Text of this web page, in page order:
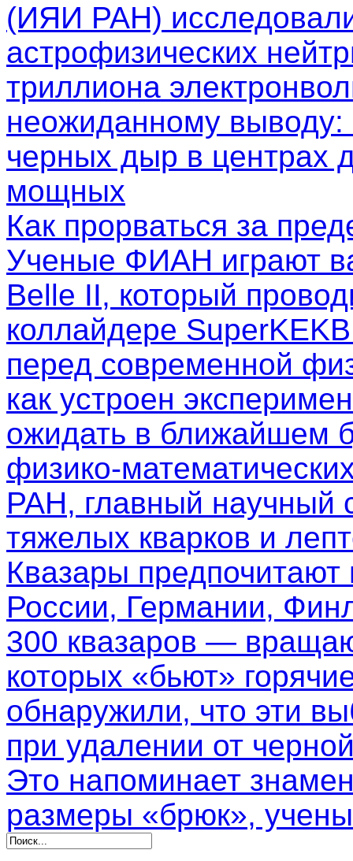
(ИЯИ РАН)
астрофизических
триллиона
неожиданному выводу:
черных дыр в центрах
мощных
Как прорваться за
Ученые ФИАН играют
Belle II, который
коллайдере
перед современной
как устроен
ожидать в ближайшем
физико-
РАН, главный научный
тяжелых кварков и
Квазары
России, Германии,
300 квазаров —
которых «бьют»
обнаружили, что эти
при удалении от
Это напоминает
размеры «брюк»,